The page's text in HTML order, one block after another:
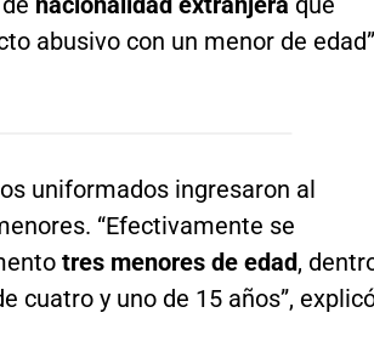
abusivo con un menor de
uniformados ingresaron al
“Efectivamente se
tres menores de edad,
cuatro y uno de 15 años”,